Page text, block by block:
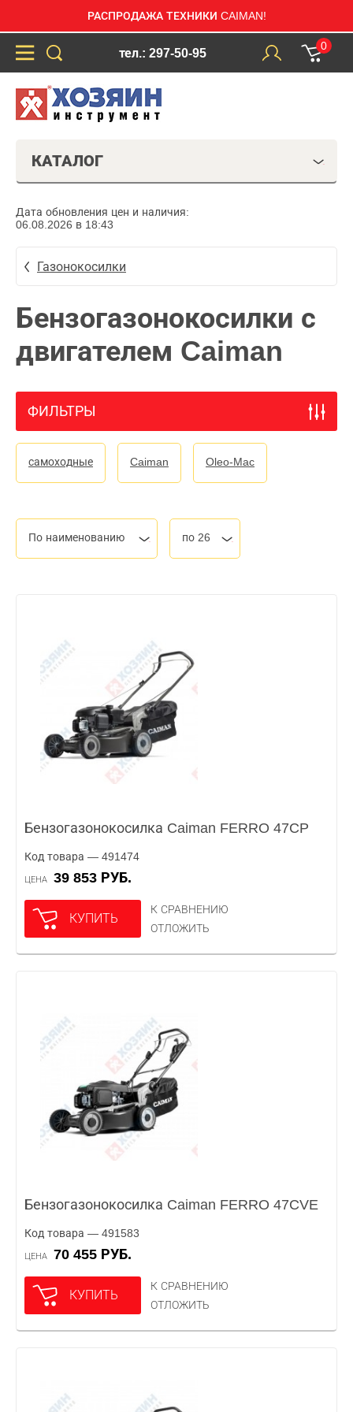
РАСПРОДАЖА ТЕХНИКИ CAIMAN!
тел.: 297-50-95
0
КАТАЛОГ
Дата обновления цен и наличия:
06.08.2026 в 18:43
Газонокосилки
Бензогазонокосилки с
двигателем Caiman
ФИЛЬТРЫ
самоходные Caiman Oleo-Mac
По наименованию по 26
Бензогазонокосилка Caiman FERRO 47CP
Код товара — 491474
ЦЕНА 39 853 РУБ.
КУПИТЬ
К СРАВНЕНИЮ
ОТЛОЖИТЬ
Бензогазонокосилка Caiman FERRO 47CVE
Код товара — 491583
ЦЕНА 70 455 РУБ.
КУПИТЬ
К СРАВНЕНИЮ
ОТЛОЖИТЬ